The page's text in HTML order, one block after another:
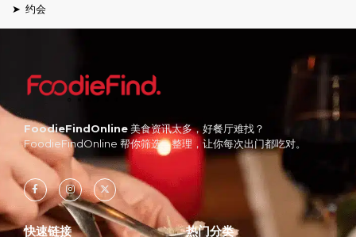
➤ 约会
FoodieFindOnline美食资讯太多，好餐厅难找？
FoodieFindOnline 帮你筛选、整理，让你每次出门都吃对。
快速链接 热门分类